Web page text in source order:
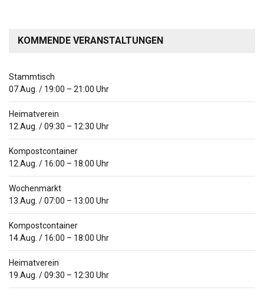
KOMMENDE VERANSTALTUNGEN
Stammtisch
07.Aug. / 19:00 – 21:00 Uhr
Heimatverein
12.Aug. /09:30 – 12:30 Uhr
Kompostcontainer
12.Aug. / 16:00 – 18:00 Uhr
Wochenmarkt
13.Aug. /07:00 – 13:00 Uhr
Kompostcontainer
14.Aug. / 16:00 – 18:00 Uhr
Heimatverein
19.Aug. /09:30 – 12:30 Uhr